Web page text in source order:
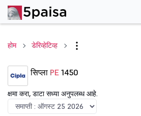
होम डेरिव्हेटिव्ह
सिप्ला PE 1450
क्षमा करा, डाटा सध्या अनुपलब्ध आहे.